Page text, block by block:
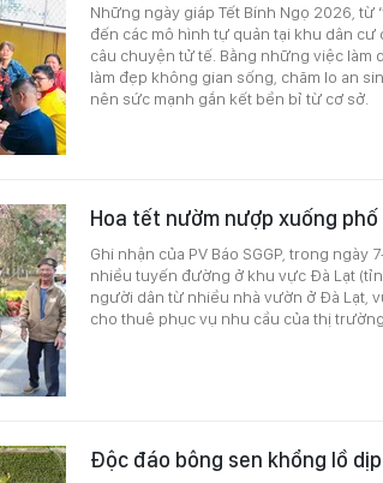
Những ngày giáp Tết Bính Ngọ 2026,
đến các mô hình tự quản tại khu dân cư
câu chuyện tử tế. Bằng những việc làm
làm đẹp không gian sống, chăm lo an
nên sức mạnh gắn kết bền bỉ từ cơ sở.
Hoa tết nườm nượp xuống
Ghi nhận của PV Báo SGGP, trong ngày
nhiều tuyến đường ở khu vực Đà Lạt
người dân từ nhiều nhà vườn ở Đà Lạt,
cho thuê phục vụ nhu cầu của thị
Độc đáo bông sen khổng lồ